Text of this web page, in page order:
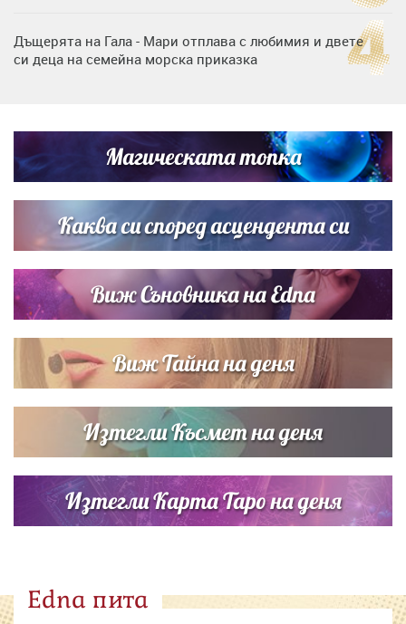
Дъщерята на Гала - Мари отплава с любимия и двете
си деца на семейна морска приказка
Братя Аргирови я изненадаха с песен
Магическата топка
Каква си според асцендента си
Виж Съновника на Edna
Виж Тайна на деня
Изтегли Късмет на деня
Изтегли Карта Таро на деня
Edna пита